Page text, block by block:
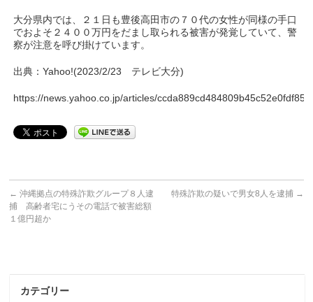
大分県内では、２１日も豊後高田市の７０代の女性が同様の手口
でおよそ２４００万円をだまし取られる被害が発覚していて、警
察が注意を呼び掛けています。
出典：Yahoo!(2023/2/23 テレビ大分)
https://news.yahoo.co.jp/articles/
← 沖縄拠点の特殊詐欺グループ８人逮
捕 高齢者宅にうその電話で被害総額
１億円超か
特殊詐欺の疑いで男女8人を逮捕 →
カテゴリー